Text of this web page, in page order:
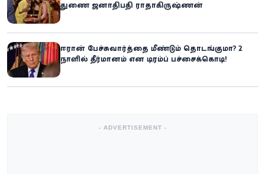
துணை ஜனாதிபதி ராதாகிருஷ்ணன்
ஈரான் பேச்சுவார்த்தை மீண்டும் தொடங்குமா? 2
நாளில் தீர்மானம் என டிரம்ப் பச்சைக்கொடி!
- ADVERTISEMENT -